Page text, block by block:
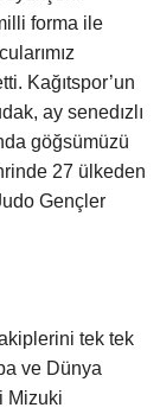
forma ile
Kağıtspor’un
ay senedızlı
göğsümüzü
27 ülkeden
Gençler
tek tek
ve Dünya
Mizuki